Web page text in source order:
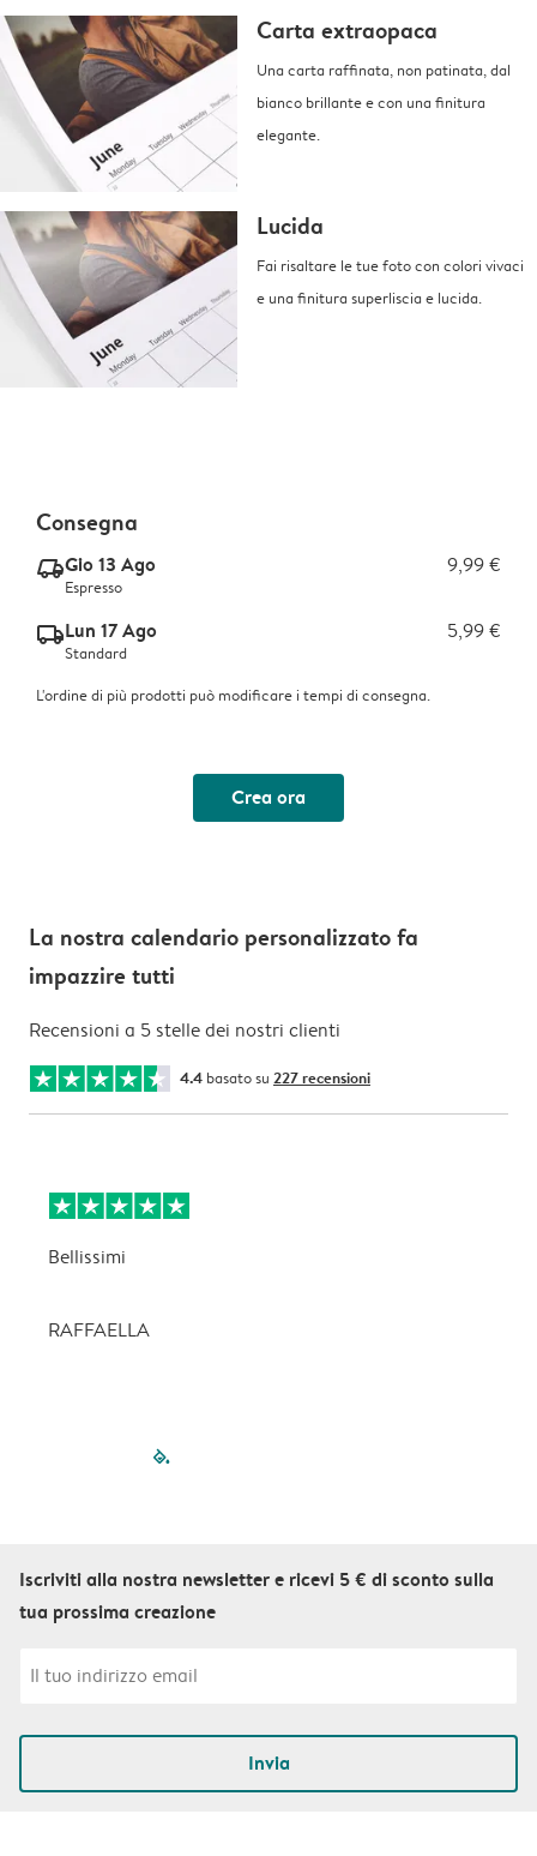
Carta extraopaca
Una carta raffinata, non patinata, dal
bianco brillante e con una finitura
elegante.
Lucida
Fai risaltare le tue foto con colori vivaci
e una finitura superliscia e lucida.
Consegna
delivery_express_v2Gio 13 Ago 9,99 €
Espresso
delivery_standard_v2Lun 17 Ago 5,99 €
Standard
L'ordine di più prodotti può modificare i tempi di consegna.
Crea ora
La nostra calendario personalizzato fa
impazzire tutti
Recensioni a 5 stelle dei nostri clienti
4.4 basato su 227 recensioni
Bellissimi
RAFFAELLA
filled-pagination
Iscriviti alla nostra newsletter e ricevi 5 € di sconto sulla
tua prossima creazione
Invia